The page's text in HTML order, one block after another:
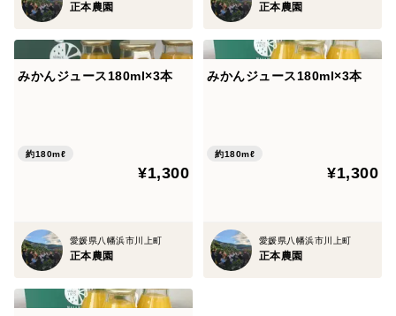
正本農園 正本農園
みかんジュース180ml×3本
約180mℓ
¥1,300
愛媛県八幡浜市川上町
正本農園
みかんジュース180ml×3本
約180mℓ
¥1,300
愛媛県八幡浜市川上町
正本農園